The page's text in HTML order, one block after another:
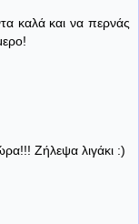
καλά και να περνάς
Ζήλεψα λιγάκι :)